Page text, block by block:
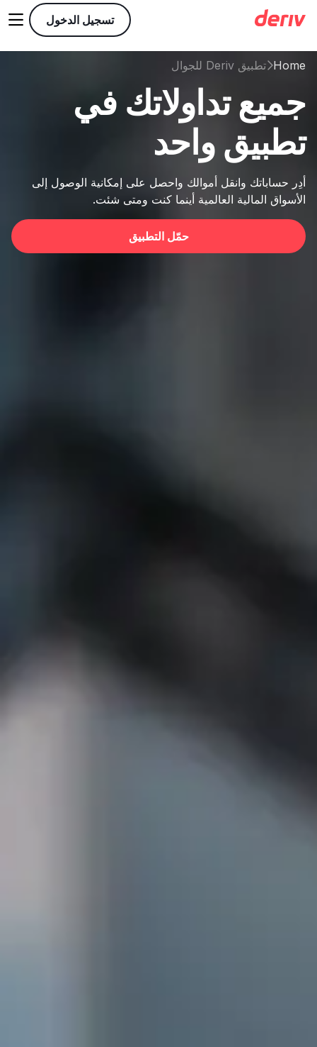
تسجيل الدخول 
Home
تطبيق Deriv للجوال
جميع تداولاتك في
تطبيق واحد
أدِر حساباتك وانقل أموالك واحصل على إمكانية الوصول إلى
الأسواق المالية العالمية أينما كنت ومتى شئت.
حمّل التطبيق